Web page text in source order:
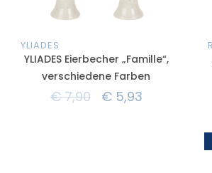
YLIADES
YLIADES Eierbecher „Famille“,
verschiedene Farben
€7,90 €5,93